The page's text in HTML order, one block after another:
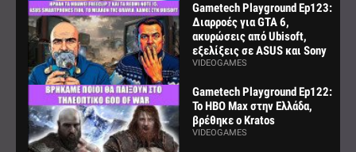
Gametech Playground Ep123:
Διαρροές για GTA 6,
ακυρώσεις από Ubisoft,
εξελίξεις σε ASUS και Sony
VIDEOGAMES
Gametech Playground Ep122:
Το HBO Max στην Ελλάδα,
βρέθηκε ο Kratos
VIDEOGAMES